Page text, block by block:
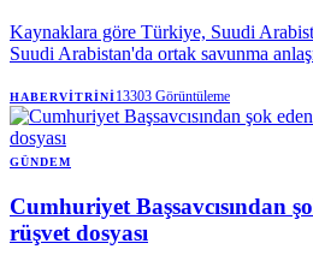
Kaynaklara göre Türkiye, Suudi
Suudi Arabistan'da ortak savunma
bir savunma anlaşması imzalayacak.
zaten karşılıklı bir savunma anlaşması
HABERVITRINI13303 Görüntüleme
GÜNDEM
Cumhuriyet Başsavcısından
rüşvet dosyası